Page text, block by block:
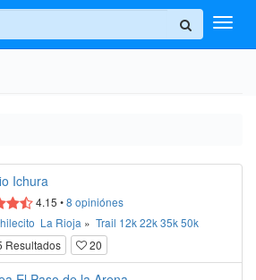
+
Ichura
4.15 •8 opiniónes
La Rioja » Trail 12k22k35k50k
Resultados
20